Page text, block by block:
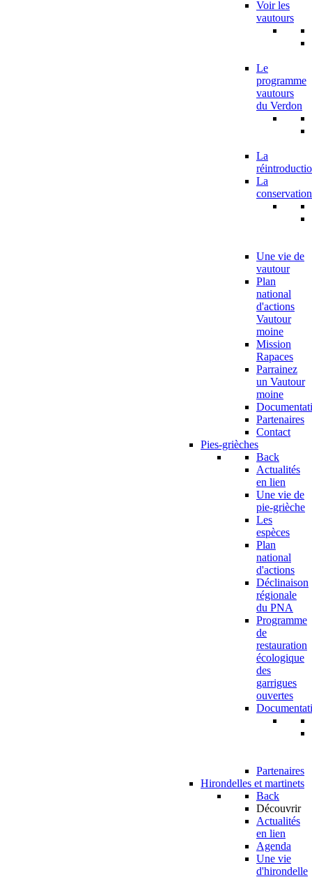
Voir les
vautours
Le
programme
vautours
du Verdon
La
La
conservation
Une vie de
vautour
Plan
national
d'actions
Vautour
moine
Mission
Rapaces
Parrainez
un Vautour
moine
Partenaires
Contact
Pies-grièches
Back
Actualités
en lien
Une vie de
pie-grièche
Les
espèces
Plan
national
d'actions
Déclinaison
régionale
du PNA
Programme
de
restauration
écologique
des
garrigues
ouvertes
Partenaires
Hirondelles et martinets
Back
Découvrir
Actualités
en lien
Agenda
Une vie
d'hirondelle